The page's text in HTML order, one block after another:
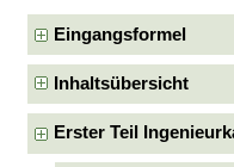
Eingangsformel
Inhaltsübersicht
Erster Teil